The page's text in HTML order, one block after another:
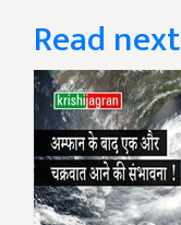
Read next